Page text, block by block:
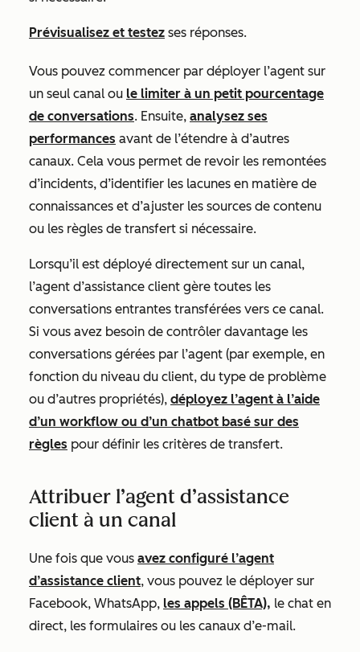
Prévisualisez et testez ses réponses.
Vous pouvez commencer par déployer l’agent sur
un seul canal ou le limiter à un petit pourcentage
de conversations. Ensuite, analysez ses
performances avant de l’étendre à d’autres
canaux. Cela vous permet de revoir les remontées
d’incidents, d’identifier les lacunes en matière de
connaissances et d’ajuster les sources de contenu
ou les règles de transfert si nécessaire.
Lorsqu’il est déployé directement sur un canal,
l’agent d’assistance client gère toutes les
conversations entrantes transférées vers ce canal.
Si vous avez besoin de contrôler davantage les
conversations gérées par l’agent (par exemple, en
fonction du niveau du client, du type de problème
ou d’autres propriétés), déployez l’agent à l’aide
d’un workflow ou d’un chatbot basé sur des
règles pour définir les critères de transfert.
Attribuer l’agent d’assistance
client à un canal
Une fois que vous avez configuré l’agent
d’assistance client, vous pouvez le déployer sur
Facebook, WhatsApp, les appels (BÊTA), le chat en
direct, les formulaires ou les canaux d’e-mail.